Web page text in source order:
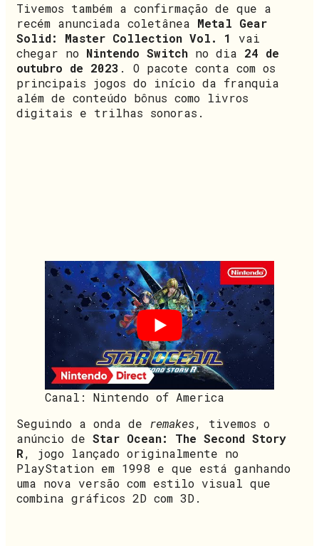
Tivemos também a confirmação de que a
recém anunciada coletânea Metal Gear
Solid: Master Collection Vol. 1
vai
chegar no Nintendo Switch no dia 24 de
outubro de 2023 . O pacote conta com os
principais jogos do início da franquia
além de conteúdo bônus como livros
digitais e trilhas sonoras.
Canal: Nintendo of America
Seguindo a onda de remakes, tivemos o
anúncio de Star Ocean: The Second Story
R, jogo lançado originalmente no
PlayStation em 1998 e que está ganhando
uma nova versão com estilo visual que
combina gráficos 2D com 3D.